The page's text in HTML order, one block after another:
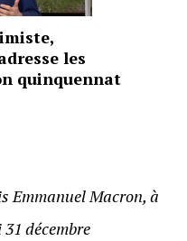
les
quinquennat
Emmanuel Macron, à
décembre